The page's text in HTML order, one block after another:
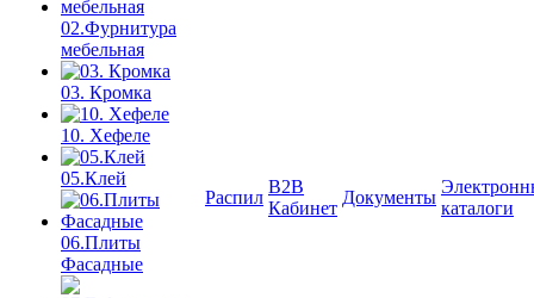
02.Фурнитура
мебельная
03. Кромка
10. Хефеле
05.Клей
06.Плиты
Фасадные
Распил
B2B
Кабинет
Документы
каталоги